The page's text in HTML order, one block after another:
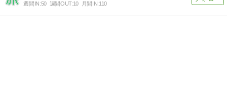
週間IN:50 週間OUT:10 月間IN:110